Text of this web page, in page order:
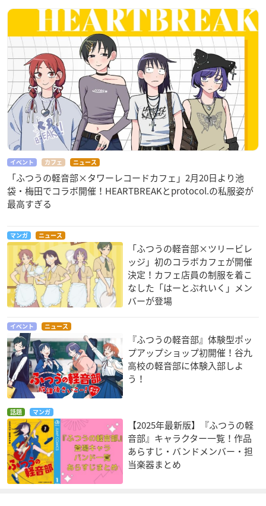
イベント カフェ ニュース
「ふつうの軽音部×タワーレコードカフェ」2月20日より池
袋・梅田でコラボ開催！HEARTBREAKとprotocol.の私服姿が
最高すぎる
マンガ ニュース
「ふつうの軽音部×ツリービレ
ッジ」初のコラボカフェが開催
決定！カフェ店員の制服を着こ
なした「はーとぶれいく」メン
バーが登場
イベント ニュース
『ふつうの軽音部』体験型ポッ
プアップショップ初開催！谷九
高校の軽音部に体験入部しよ
う！
話題 マンガ
【2025年最新版】『ふつうの軽
音部』キャラクター一覧！作品
あらすじ・バンドメンバー・担
当楽器まとめ